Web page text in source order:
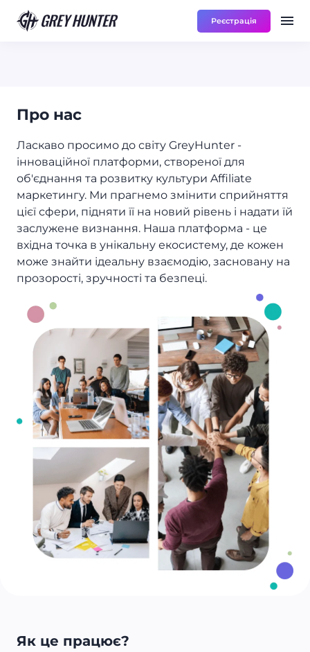
RU Робота
Реєстрація
Про нас
Ласкаво просимо до світу GreyHunter -
інноваційної платформи, створеної для
об'єднання та розвитку культури Affiliate
маркетингу. Ми прагнемо змінити сприйняття
цієї сфери, підняти її на новий рівень і надати їй
заслужене визнання. Наша платформа - це
вхідна точка в унікальну екосистему, де кожен
може знайти ідеальну взаємодію, засновану на
прозорості, зручності та безпеці.
Як це працює?